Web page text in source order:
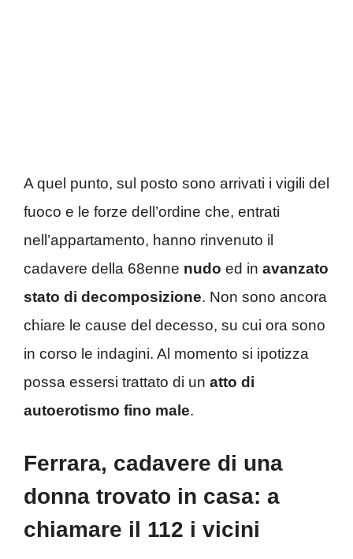
A quel punto, sul posto sono arrivati i vigili del
fuoco e le forze dell’ordine che, entrati
nell’appartamento, hanno rinvenuto il
cadavere della 68enne nudo ed in avanzato
stato di decomposizione. Non sono ancora
chiare le cause del decesso, su cui ora sono
in corso le indagini. Al momento si ipotizza
possa essersi trattato di un atto di
autoerotismo fino male.
Ferrara, cadavere di una
donna trovato in casa: a
chiamare il 112 i vicini